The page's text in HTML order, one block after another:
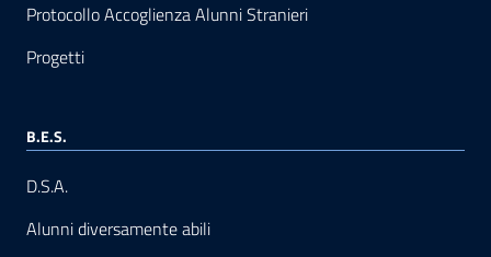
Protocollo Accoglienza Alunni Stranieri
Progetti
B.E.S.
D.S.A.
Alunni diversamente abili